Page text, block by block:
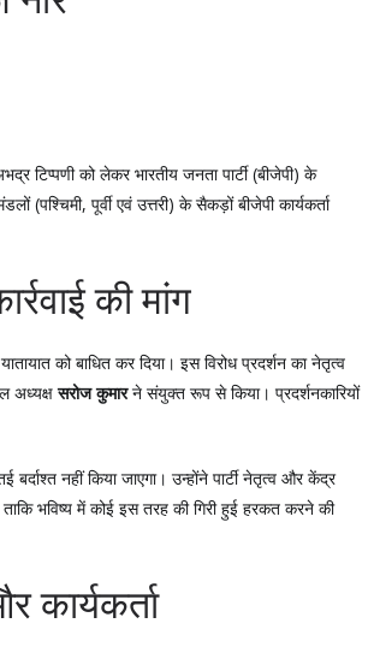
टिप्पणी को लेकर भारतीय जनता पार्टी (बीजेपी) के
(पश्चिमी, पूर्वी एवं उत्तरी) के सैकड़ों बीजेपी कार्यकर्ता
की मांग
को बाधित कर दिया। इस विरोध प्रदर्शन का नेतृत्व
अध्यक्षसरोज कुमारने संयुक्त रूप से किया। प्रदर्शनकारियों
नहीं किया जाएगा। उन्होंने पार्टी नेतृत्व और केंद्र
भविष्य में कोई इस तरह की गिरी हुई हरकत करने की
कार्यकर्ता